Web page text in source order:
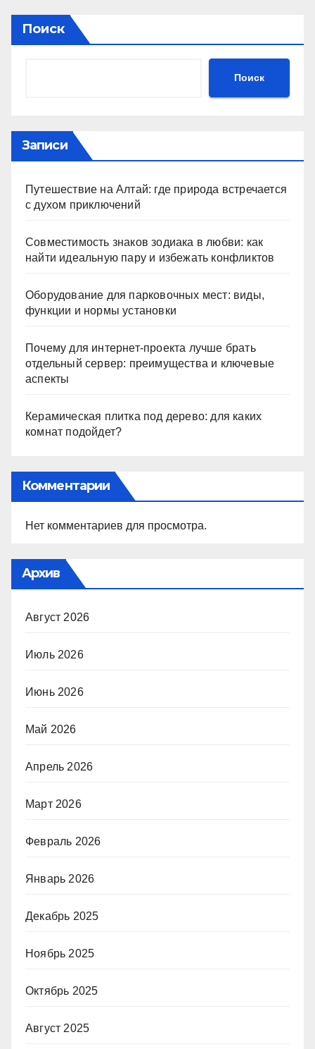
Поиск
Поиск
Записи
Путешествие на Алтай: где природа встречается
с духом приключений
Совместимость знаков зодиака в любви: как
найти идеальную пару и избежать конфликтов
Оборудование для парковочных мест: виды,
функции и нормы установки
Почему для интернет-проекта лучше брать
отдельный сервер: преимущества и ключевые
аспекты
Керамическая плитка под дерево: для каких
комнат подойдет?
Комментарии
Нет комментариев для просмотра.
Архив
Август 2026
Июль 2026
Июнь 2026
Май 2026
Апрель 2026
Март 2026
Февраль 2026
Январь 2026
Декабрь 2025
Ноябрь 2025
Октябрь 2025
Август 2025